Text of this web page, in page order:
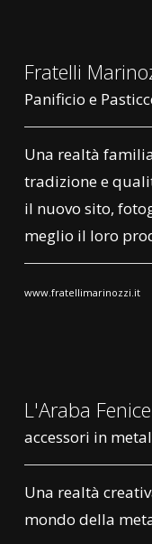
Fratelli
Panificio e
Una realtà
tradizione e
il nuovo sito,
meglio il loro
www.fratellimarinozzi.it
L'Araba Fenice
accessori in
Una realtà
mondo della